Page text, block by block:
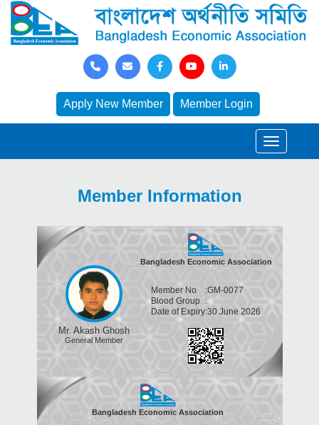
Apply New Member Member Login
Member Information
Mr. Akash Ghosh
General Member
Bangladesh Economic Association
Member No :GM-0077
Blood Group :
Date of Expiry:30 June 2026
Bangladesh Economic Association